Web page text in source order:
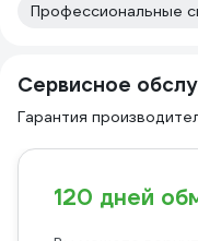
Профессиональные
Сервисное
Гарантия
120 дней